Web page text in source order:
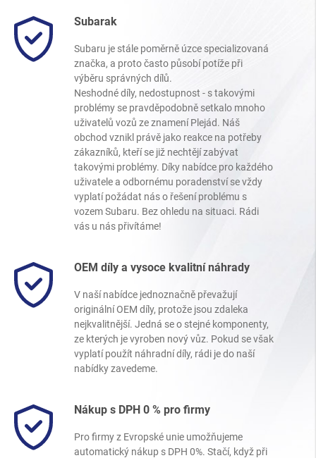
Subarak
Subaru je stále poměrně úzce specializovaná
značka, a proto často působí potíže při
výběru správných dílů.
Neshodné díly, nedostupnost - s takovými
problémy se pravděpodobně setkalo mnoho
uživatelů vozů ze znamení Plejád. Náš
obchod vznikl právě jako reakce na potřeby
zákazníků, kteří se již nechtějí zabývat
takovými problémy. Díky nabídce pro každého
uživatele a odbornému poradenství se vždy
vyplatí požádat nás o řešení problému s
vozem Subaru. Bez ohledu na situaci. Rádi
vás u nás přivítáme!
OEM díly a vysoce kvalitní náhrady
V naší nabídce jednoznačně převažují
originální OEM díly, protože jsou zdaleka
nejkvalitnější. Jedná se o stejné komponenty,
ze kterých je vyroben nový vůz. Pokud se však
vyplatí použít náhradní díly, rádi je do naší
nabídky zavedeme.
Nákup s DPH 0 % pro firmy
Pro firmy z Evropské unie umožňujeme
automatický nákup s DPH 0%. Stačí, když při